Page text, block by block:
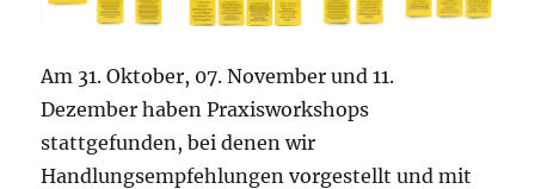
Am 31. Oktober, 07. November und 11.
Dezember haben Praxisworkshops
stattgefunden, bei denen wir
Handlungsempfehlungen vorgestellt und mit